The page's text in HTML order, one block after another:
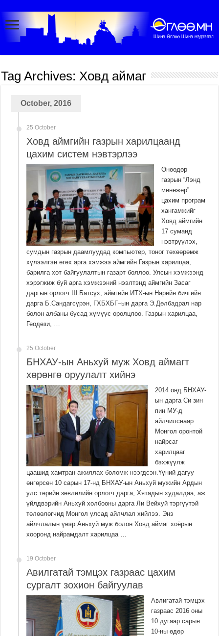
Tag Archives:Ховд аймаг
October, 2016
25 October
Ховд аймгийн газрын харилцаанд
цахим систем нэвтэрлээ
Өнөөдөр
газрын “Лэнд
менежер”
цахим програм
хангамжийг
Ховд аймгийн
17 суманд
нэвтрүүлэх,
сумдын газрын даамлуудад компьютер, тоног төхөөрөмж
хүлээлгэн өгөх арга хэмжээ аймгийн Газрын харилцаа,
барилга хот байгуулалтын газарт боллоо. Улсын хэмжээнд
хэрэгжиж буй арга хэмжээний нээлтэнд аймгийн Засаг
даргын орлогч Ш.Батсүх, аймгийн ИТХ-ын Нарийн бичгийн
дарга Б.Сандагсүрэн, ГХБХБГ–ын дарга Э.Дөлбадрал нар
болон албаны бусад хүмүүс оролцлоо. Газрын харилцаа,
Геодези, …
25 October
БНХАУ-ын Аньхуй муж Ховд аймагт
хөрөнгө оруулалт хийнэ
2014 онд БНХАУ-
ын дарга Си зин
пин МУ-д
айлчилснаар
Монгол оронтой
найрсаг
харилцааг
бэхжүүлж
цаашид хамтран ажиллах боломж нээгдсэн.Үүний дагуу
өнгөрсөн 10 сарын 17-нд БНХАУ-ын Аньхуй мужийн Ардын
улс төрийн зөвлөлийн орлогч дарга, Хятадын худалдаа, аж
үйлдвэрийн Аньхуй холбооны дарга Ли Вейхуй тэргүүтэй
төлөөлөгчид Монгол улсад айлчлал хийлээ. Энэ
айлчлалын үеэр Аньхуй муж болон Ховд аймаг хоёрын
хооронд найрамдалт харилцаа …
19 October
Авилгатай тэмцэх газраас цахим
сургалт зохион байгуулав
Авлигатай тэмцэх
газраас 2016 оны
10 дугаар сарын
10-ны өдөр